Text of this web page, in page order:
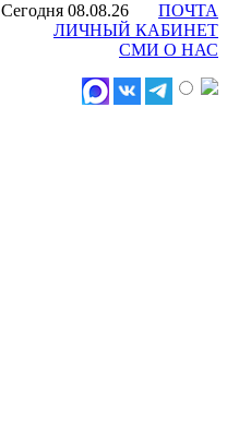
Сегодня 08.08.26
ПОЧТА
ЛИЧНЫЙ КАБИНЕТ
СМИ О НАС